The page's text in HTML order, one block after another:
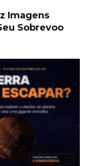
Imagens
Sobrevoo